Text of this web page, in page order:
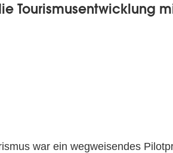
Tourismusentwicklung
war ein wegweisendes